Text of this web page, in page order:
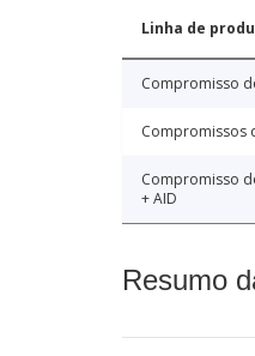
Linha de
Compromisso
Compromissos
Compromisso
+ AID
Resumo